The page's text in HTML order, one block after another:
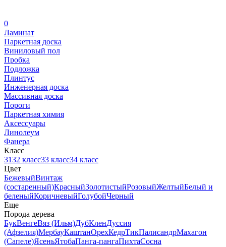
0
Ламинат
Паркетная доска
Виниловый пол
Пробка
Подложка
Плинтус
Инженерная доска
Массивная доска
Пороги
Паркетная химия
Аксессуары
Линолеум
Фанера
Класс
3132 класс33 класс34 класс
Цвет
БежевыйВинтаж
(состаренный)КрасныйЗолотистыйРозовыйЖелтыйБелый и
беленыйКоричневыйГолубойЧерный
Еще
Порода дерева
БукВенгеВяз (Ильм)ДубКленДуссия
(Афзелия)МербауКаштанОрехКедрТикПалисандрМахагон
(Сапеле)ЯсеньЯтобаПанга-пангаПихтаСосна